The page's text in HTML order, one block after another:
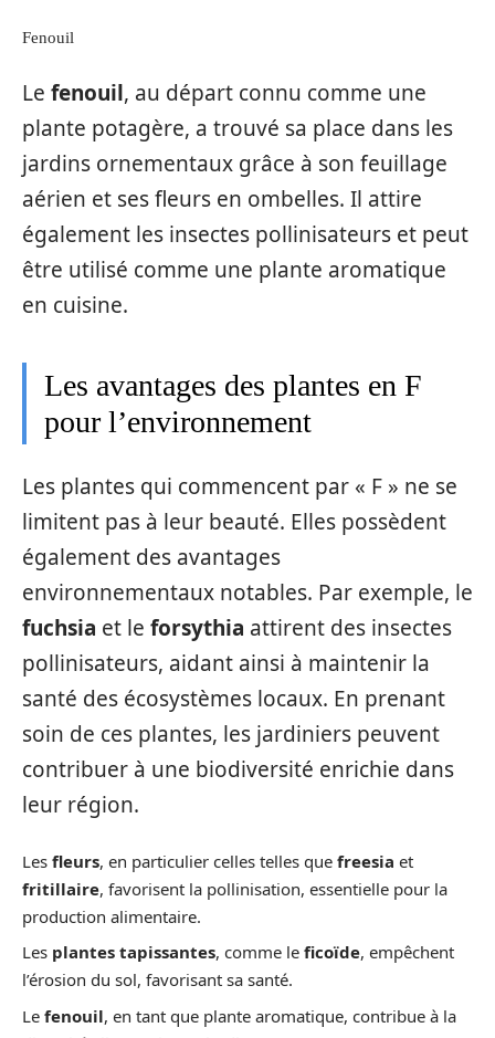
Fenouil
Le fenouil, au départ connu comme une
plante potagère, a trouvé sa place dans les
jardins ornementaux grâce à son feuillage
aérien et ses fleurs en ombelles. Il attire
également les insectes pollinisateurs et peut
être utilisé comme une plante aromatique
en cuisine.
Les avantages des plantes en F
pour l’environnement
Les plantes qui commencent par « F » ne se
limitent pas à leur beauté. Elles possèdent
également des avantages
environnementaux notables. Par exemple, le
fuchsia et le forsythia attirent des insectes
pollinisateurs, aidant ainsi à maintenir la
santé des écosystèmes locaux. En prenant
soin de ces plantes, les jardiniers peuvent
contribuer à une biodiversité enrichie dans
leur région.
Les fleurs, en particulier celles telles que freesia et
fritillaire, favorisent la pollinisation, essentielle pour la
production alimentaire.
Les plantes tapissantes, comme le ficoïde, empêchent
l’érosion du sol, favorisant sa santé.
Le fenouil, en tant que plante aromatique, contribue à la